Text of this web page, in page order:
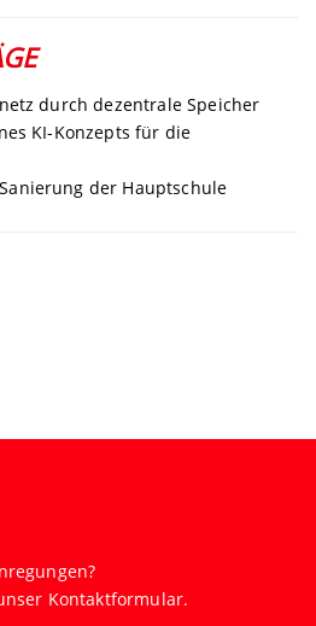
durch dezentrale Speicher
KI-Konzepts für die
der Hauptschule
Kontaktformular.